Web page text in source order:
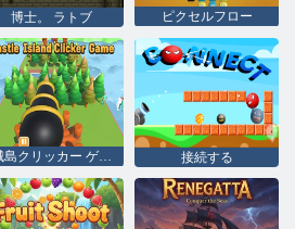
博士。 ラトブ ピクセルフロー
城島クリッカー ゲーム 接続する